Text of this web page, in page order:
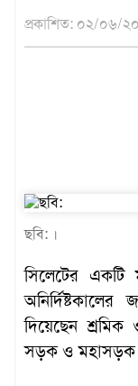
অন্যান্য
লাইফস্টাইল
প্রকাশিত: ০২/০৬/
ছবি: ।
সিলেটের
দিয়েছেন
সড়ক ও মহাসড়ক